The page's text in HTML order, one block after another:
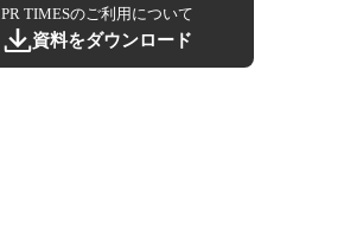
PR TIMESのご利用について
資料をダウンロード